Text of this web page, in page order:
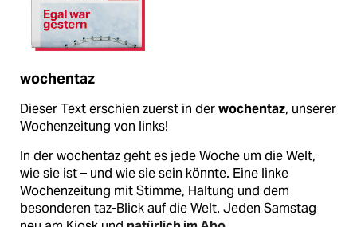
wochentaz
Dieser Text erschien zuerst in derwochentaz, unserer
Wochenzeitung von links!
In der wochentaz geht es jede Woche um die Welt,
wie sie ist – und wie sie sein könnte. Eine linke
Wochenzeitung mit Stimme, Haltung und dem
besonderen taz-Blick auf die Welt. Jeden Samstag